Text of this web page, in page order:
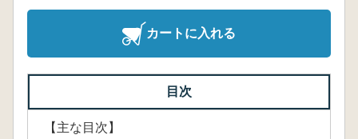
カートに入れる
目次
【主な目次】